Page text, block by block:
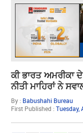
ਕੀ ਭਾਰਤ ਅਮਰੀਕਾ
ਨੀਤੀ ਮਾਹਿਰਾਂ ਨੇ
By : Babushahi Bureau
First Published :Tuesday,